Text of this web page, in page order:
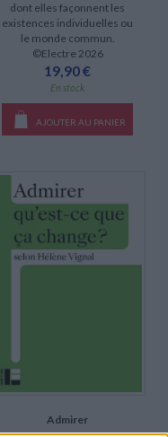
dont elles façonnent les
existences individuelles ou
le monde commun.
©Electre 2026
19,90 €
En stock
AJOUTER AU PANIER
Admirer